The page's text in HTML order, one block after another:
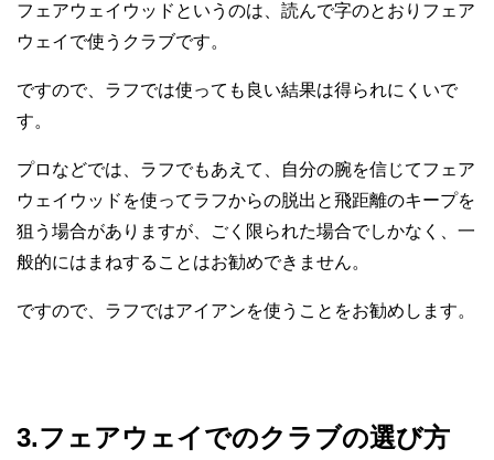
フェアウェイウッドというのは、読んで字のとおりフェア
ウェイで使うクラブです。
ですので、ラフでは使っても良い結果は得られにくいで
す。
プロなどでは、ラフでもあえて、自分の腕を信じてフェア
ウェイウッドを使ってラフからの脱出と飛距離のキープを
狙う場合がありますが、ごく限られた場合でしかなく、一
般的にはまねすることはお勧めできません。
ですので、ラフではアイアンを使うことをお勧めします。
3.フェアウェイでのクラブの選び方